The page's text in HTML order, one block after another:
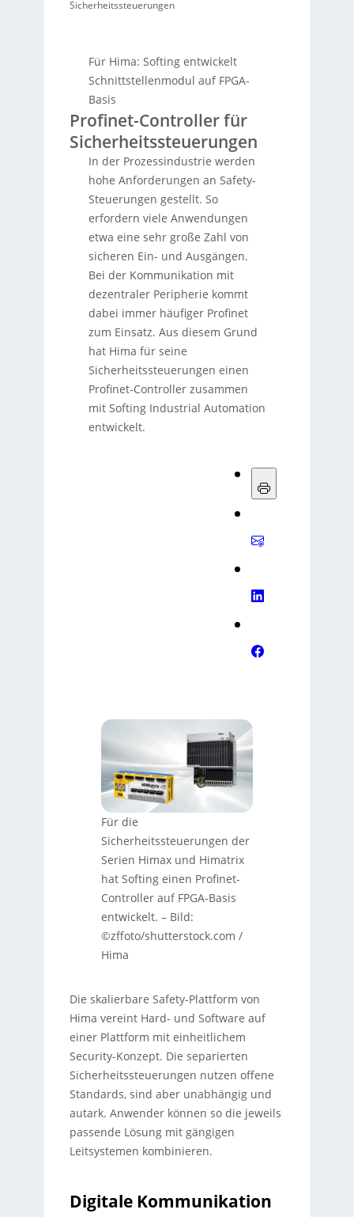
Sicherheitssteuerungen
Für Hima: Softing entwickelt
Schnittstellenmodul auf FPGA-
Basis
Profinet-Controller für
Sicherheitssteuerungen
In der Prozessindustrie werden
hohe Anforderungen an Safety-
Steuerungen gestellt. So
erfordern viele Anwendungen
etwa eine sehr große Zahl von
sicheren Ein- und Ausgängen.
Bei der Kommunikation mit
dezentraler Peripherie kommt
dabei immer häufiger Profinet
zum Einsatz. Aus diesem Grund
hat Hima für seine
Sicherheitssteuerungen einen
Profinet-Controller zusammen
mit Softing Industrial Automation
entwickelt.
Für die
Sicherheitssteuerungen der
Serien Himax und Himatrix
hat Softing einen Profinet-
Controller auf FPGA-Basis
entwickelt. – Bild:
©zffoto/shutterstock.com /
Hima
Die skalierbare Safety-Plattform von
Hima vereint Hard- und Software auf
einer Plattform mit einheitlichem
Security-Konzept. Die separierten
Sicherheitssteuerungen nutzen offene
Standards, sind aber unabhängig und
autark. Anwender können so die jeweils
passende Lösung mit gängigen
Leitsystemen kombinieren.
Digitale Kommunikation